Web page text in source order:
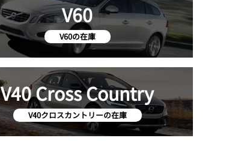
V60
V60の在庫
V40 Cross Country
V40クロスカントリーの在庫